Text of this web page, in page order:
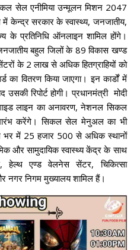
सेल एनीमिया उन्मूलन मिशन 2047
केन्द्र सरकार के स्वास्थ्य, जनजातीय,
प्रतिनिधि ऑनलाइन शामिल होंगे।
बहुल जिलों के 89 विकास खण्ड
के 2 लाख से अधिक हितग्राहियों को
वितरण किया जाएगा। इन कार्डों में
रिपोर्ट होगी। प्रधानमंत्री मोदी
लाइन का अनावरण, नेशनल सिकल
करेंगे। सिकल सेल मेनुअल का भी
भर में 25 हजार 500 से अधिक स्थानों
और सामुदायिक स्वास्थ्य केंद्र के साथ
हेल्थ एण्ड वेलनेस सेंटर, चिकित्सा
नगर निगम मुख्यालय शामिल हैं।